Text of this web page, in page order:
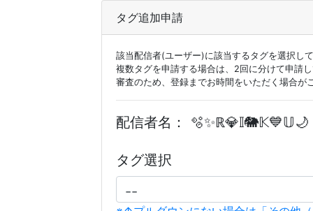
タグ追加申請
該当配信者(ユーザー)に該当するタグを選択し
複数タグを申請する場合は、2回に分けて申請
審査のため、登録までお時間をいただく場合が
配信者名： 🫧✨ℝ💎𝕀🐘𝕂💙𝕌🌙
タグ選択